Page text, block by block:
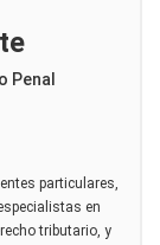
Penal
particulares,
en
tributario, y